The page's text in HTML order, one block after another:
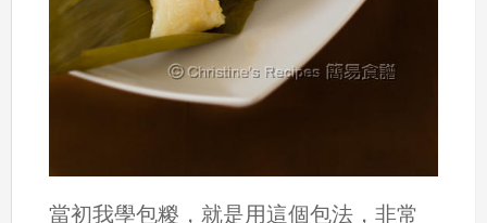
當初我學包糉，就是用這個包法，非常